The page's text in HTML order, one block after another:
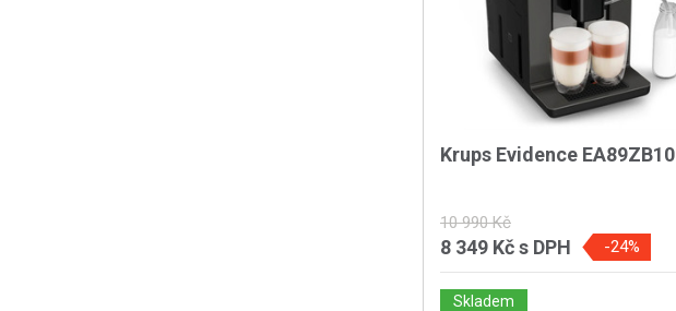
Krups Evidence EA89ZB10
10 990 Kč
8 349 Kčs DPH -24%
Skladem